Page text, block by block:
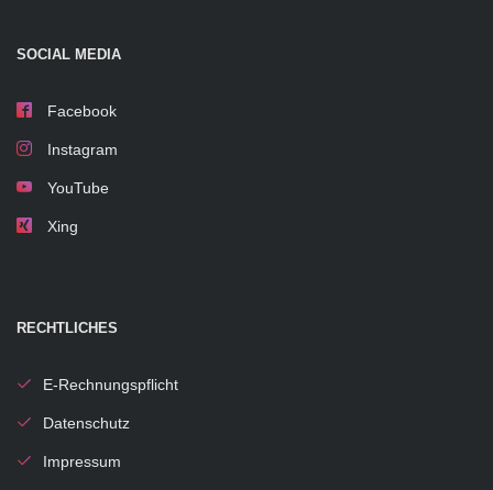
SOCIAL MEDIA
Facebook
Instagram
YouTube
Xing
RECHTLICHES
E-Rechnungspflicht
Datenschutz
Impressum